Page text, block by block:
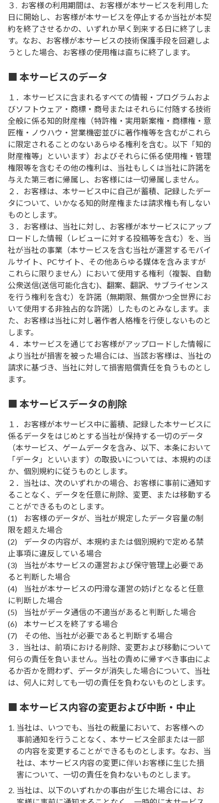
３. お客様の利用期間は、お客様が本サービスを利用した
日に開始し、お客様が本サービスを停止するか当社が本契
約を終了させるかの、いずれか早く到来する日に終了しま
す。なお、お客様が本サービスの技術保護手段を回避しよ
うとした場合、お客様の使用権は直ちに終了します。
■ 本サービスのデータ
１．本サービスに含まれるすべての情報・プログラムおよ
びソフトウェア・商標・商号またはそれらに付随する技術
全般に係る知的財産権（特許権・実用新案権・商標権・意
匠権・ノウハウ・営業機密並びに著作権等を含むがこれら
に限定されることのないあらゆる権利を含む。以下「知的
財産権等」といいます）およびそれらに係る使用権・管理
権限等を含むその他の権利は、当社もしくは当社に許諾を
与えた第三者に帰属し、お客様には一切帰属しません。
２．お客様は、本サービス中に自己が蓄積、記録したデー
タについて、いかなる知的財産権または請求権も有しない
ものとします。
３．お客様は、当社に対し、お客様が本サービスにアップ
ロードした情報（レビューに対する投稿等を含む）を、当
社が当社の事業（本サービスを含む当社が運営するモバイ
ルサイト、PCサイト、その他あらゆる媒体を含みますが
これらに限りません）において使用する権利（複製、自動
公衆送信(送信可能化含む)、翻案、翻訳、サブライセンス
を行う権利を含む）を許諾（無期限、無償かつ全世界にお
いて使用する非独占的な許諾）したものとみなします。ま
た、お客様は当社に対し著作者人格権を行使しないものと
します。
４．本サービスを通じてお客様がアップロードした情報に
より当社が損害を被った場合には、当該お客様は、当社の
請求に基づき、当社に対して損害賠償責任を負うものとし
ます。
■ 本サービスデータの削除
１．お客様が本サービス中に蓄積、記録した本サービスに
係るデータをはじめとする当社が保持する一切のデータ
（本サービス、ゲームデータを含み、以下、本条において
「データ」といいます）の取扱いについては、本規約のほ
か、個別規約に従うものとします。
２．当社は、次のいずれかの場合、お客様に事前に通知す
ることなく、データを任意に削除、変更、または移動する
ことができるものとします。
(1)
お客様のデータが、当社が規定したデータ容量の制
限を超えた場合
(2)
データの内容が、本規約または個別規約で定める禁
止事項に違反している場合
(3)
当社が本サービスの運営および保守管理上必要であ
ると判断した場合
(4)
当社が本サービスの円滑な運営の妨げとなると任意
に判断した場合
(5)
当社がデータ通信の不適当があると判断した場合
(6)
本サービスを終了する場合
(7)
その他、当社が必要であると判断する場合
３．当社は、前項における削除、変更および移動について
何らの責任を負いません。当社の責めに帰すべき事由によ
るか否かを問わず、データが消失した場合について、当社
は、何人に対しても一切の責任を負わないものとします。
■ 本サービス内容の変更および中断・中止
当社は、いつでも、当社の裁量において、お客様への
事前通知を行うことなく、本サービス全部または一部
の内容を変更することができるものとします。なお、当
社は、本サービス内容の変更に伴いお客様に生じた損
害について、一切の責任を負わないものとします。
当社は、以下のいずれかの事由が生じた場合には、お